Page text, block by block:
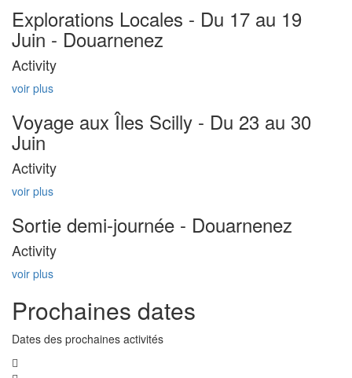
Explorations Locales - Du 17 au 19
Juin - Douarnenez
Activity
voir plus
Voyage aux Îles Scilly - Du 23 au 30
Juin
Activity
voir plus
Sortie demi-journée - Douarnenez
Activity
voir plus
Prochaines dates
Dates des prochaines activités